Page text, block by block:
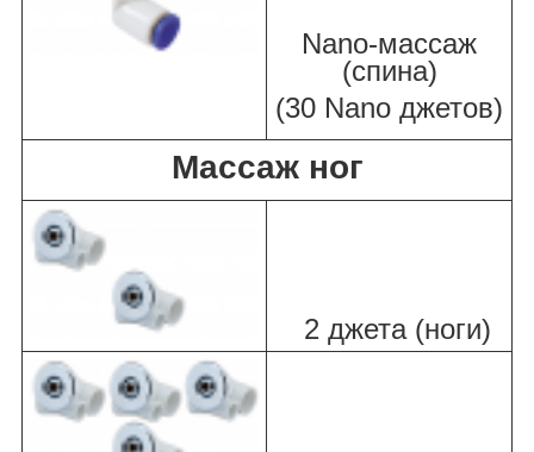
Nano-массаж
(спина)
(30 Nano джетов)
Массаж ног
2 джета (ноги)